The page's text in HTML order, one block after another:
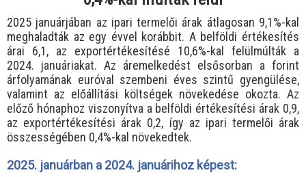
2025 januárjában az ipari termelői árak átlagosan 9,1%-kal
meghaladták az egy évvel korábbit. A belföldi értékesítés
árai 6,1, az exportértékesítésé 10,6%-kal felülmúlták a
2024. januáriakat. Az áremelkedést elsősorban a forint
árfolyamának euróval szembeni éves szintű gyengülése,
valamint az előállítási költségek növekedése okozta. Az
előző hónaphoz viszonyítva a belföldi értékesítési árak 0,9,
az exportértékesítési árak 0,2, így az ipari termelői árak
összességében 0,4%-kal növekedtek.
2025. januárban a 2024. januárihoz képest: